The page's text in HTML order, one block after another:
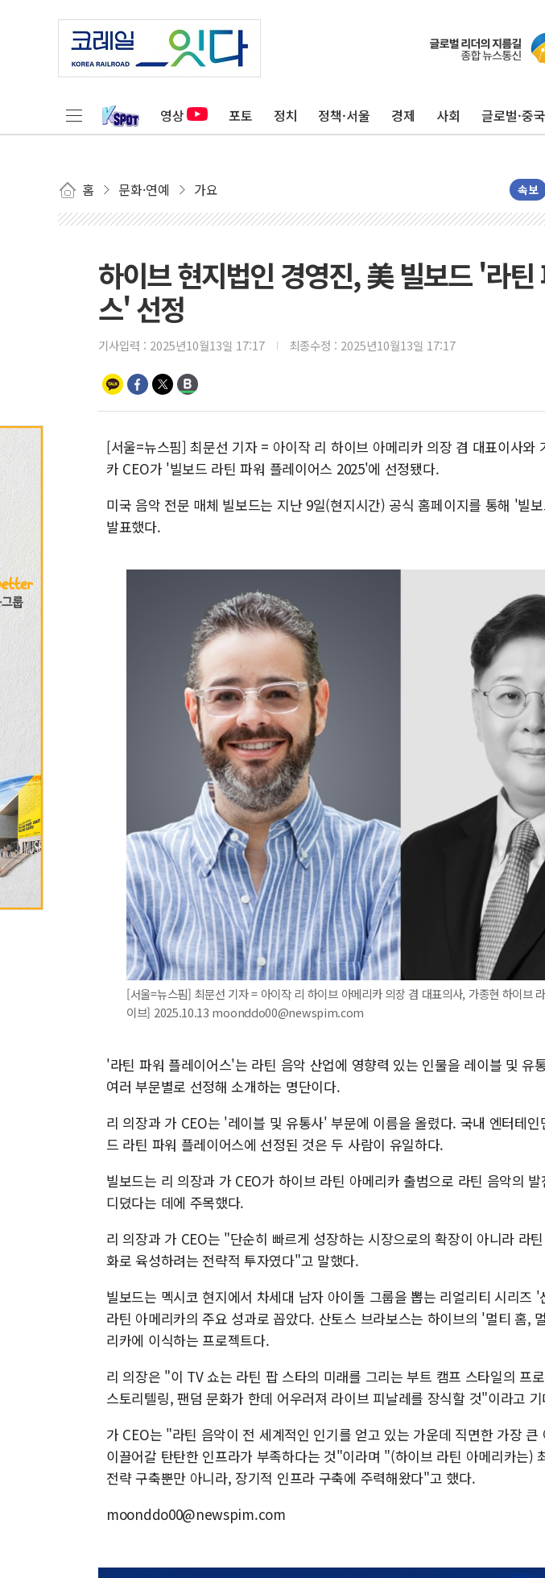
영상 포토 정치 정책·서울 경제 사회 글로벌·중국
홈 문화·연예 가요 속보
하이브 현지법인 경영진, 美 빌보드 '라틴
스' 선정
기사입력 : 2025년10월13일 17:17 최종수정 : 2025년10월13일 17:17
[서울=뉴스핌] 최문선 기자 = 아이작 리 하이브 아메리카 의장 겸 대표이사와
카 CEO가 '빌보드 라틴 파워 플레이어스 2025'에 선정됐다.
미국 음악 전문 매체 빌보드는 지난 9일(현지시간) 공식 홈페이지를 통해 '빌
발표했다.
[서울=뉴스핌] 최문선 기자 = 아이작 리 하이브 아메리카 의장 겸 대표의사, 가종현 하이브
이브] 2025.10.13 moonddo00@newspim.com
'라틴 파워 플레이어스'는 라틴 음악 산업에 영향력 있는 인물을 레이블 및 유
여러 부문별로 선정해 소개하는 명단이다.
리 의장과 가 CEO는 '레이블 및 유통사' 부문에 이름을 올렸다. 국내 엔터테
드 라틴 파워 플레이어스에 선정된 것은 두 사람이 유일하다.
빌보드는 리 의장과 가 CEO가 하이브 라틴 아메리카 출범으로 라틴 음악의
디뎠다는 데에 주목했다.
리 의장과 가 CEO는 "단순히 빠르게 성장하는 시장으로의 확장이 아니라 라
화로 육성하려는 전략적 투자였다"고 말했다.
빌보드는 멕시코 현지에서 차세대 남자 아이돌 그룹을 뽑는 리얼리티 시리즈
라틴 아메리카의 주요 성과로 꼽았다. 산토스 브라보스는 하이브의 '멀티 홈,
리카에 이식하는 프로젝트다.
리 의장은 "이 TV 쇼는 라틴 팝 스타의 미래를 그리는 부트 캠프 스타일의 프
스토리텔링, 팬덤 문화가 한데 어우러져 라이브 피날레를 장식할 것"이라고
가 CEO는 "라틴 음악이 전 세계적인 인기를 얻고 있는 가운데 직면한 가장 큰
이끌어갈 탄탄한 인프라가 부족하다는 것"이라며 "(하이브 라틴 아메리카는)
전략 구축뿐만 아니라, 장기적 인프라 구축에 주력해왔다"고 했다.
moonddo00@newspim.com